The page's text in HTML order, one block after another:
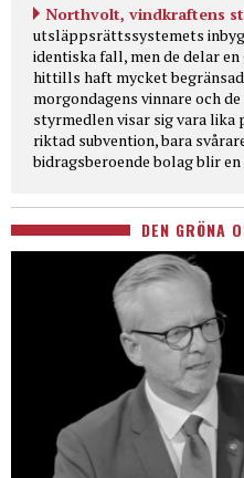
Northvolt, vindkraftens
utsläppsrättssystemets
identiska fall, men de delar
hittills haft mycket
morgondagens vinnare och
styrmedlen visar sig vara
riktad subvention, bara
bidragsberoende bolag blir
DEN GRÖNA